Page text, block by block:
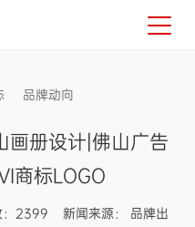
品牌动向
画册设计|佛山广告
商标LOGO
2399 新闻来源： 品牌出